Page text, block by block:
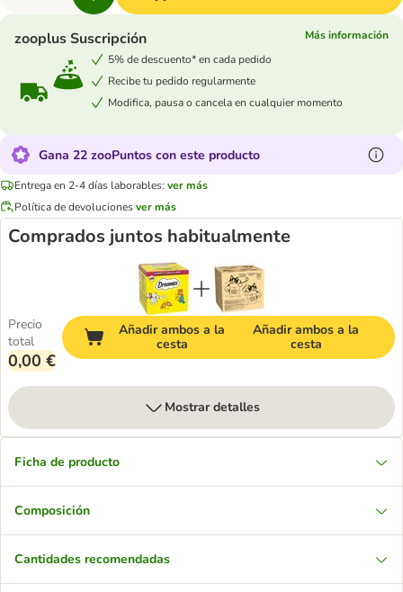
zooplus Suscripción
Más información
5% de descuento* en cada pedido
Recibe tu pedido regularmente
Modifica, pausa o cancela en cualquier momento
Gana 22 zooPuntos con este producto
Entrega en 2-4 días laborables: ver más
Política de devolucionesver más
Comprados juntos habitualmente
Precio
total
0,00 €
Añadir ambos a la
cesta
Añadir ambos a la
cesta
Mostrar detalles
Ficha de producto
Composición
Cantidades recomendadas